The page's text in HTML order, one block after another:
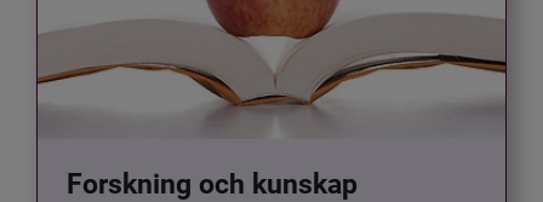
Forskning och kunskap